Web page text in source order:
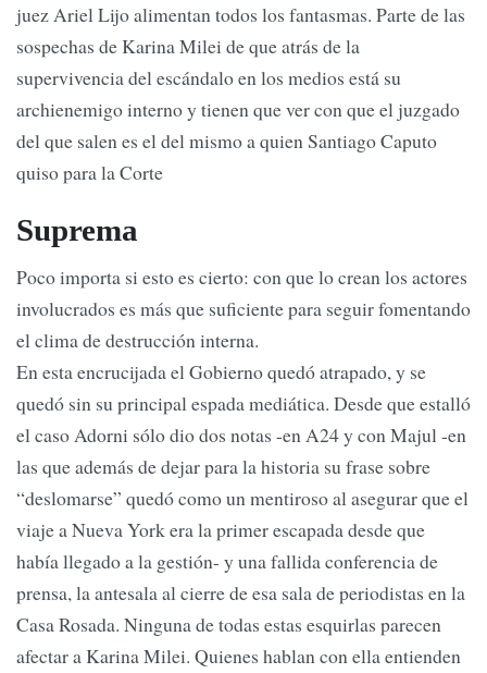
juez Ariel Lijo alimentan todos los fantasmas. Parte de las
sospechas de Karina Milei de que atrás de la
supervivencia del escándalo en los medios está su
archienemigo interno y tienen que ver con que el juzgado
del que salen es el del mismo a quien Santiago Caputo
quiso para la Corte
Suprema
Poco importa si esto es cierto: con que lo crean los actores
involucrados es más que suficiente para seguir fomentando
el clima de destrucción interna.
En esta encrucijada el Gobierno quedó atrapado, y se
quedó sin su principal espada mediática. Desde que estalló
el caso Adorni sólo dio dos notas -en A24 y con Majul -en
las que además de dejar para la historia su frase sobre
“deslomarse” quedó como un mentiroso al asegurar que el
viaje a Nueva York era la primer escapada desde que
había llegado a la gestión- y una fallida conferencia de
prensa, la antesala al cierre de esa sala de periodistas en la
Casa Rosada. Ninguna de todas estas esquirlas parecen
afectar a Karina Milei. Quienes hablan con ella entienden